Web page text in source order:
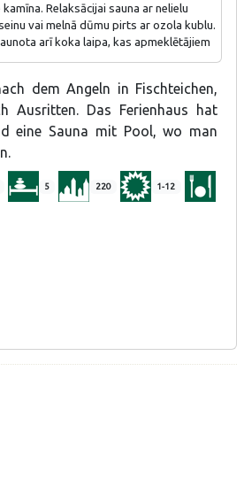
kamīna. Relaksācijai sauna ar nelielu
vai melnā dūmu pirts ar ozola kublu.
arī koka laipa, kas apmeklētājiem
un videi draudzīgas aktivitātes –
dīķī, pašu audzētus dārzeņus.
viesiem domātajās ēkās
uzstādīts siltumsūknis: gaiss - ūdens.
apkārtnes biodaudzveidību.
dem Angeln in Fischteichen,
Ausritten. Das Ferienhaus hat
eine Sauna mit Pool, wo man
5 220 1-12